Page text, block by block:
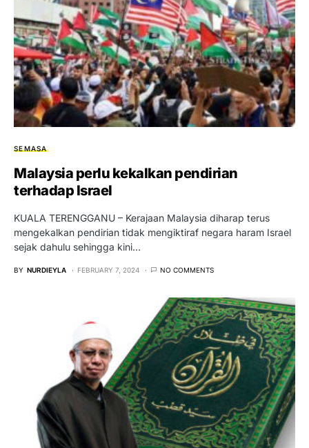
SEMASA
Malaysia perlu kekalkan pendirian
terhadap Israel
KUALA TERENGGANU – Kerajaan Malaysia diharap terus
mengekalkan pendirian tidak mengiktiraf negara haram Israel
sejak dahulu sehingga kini…
BY NURDIEYLA FEBRUARY 7, 2024 NO COMMENTS